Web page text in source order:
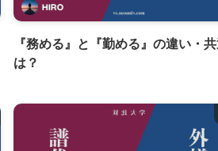
HIRO
『務める』と『勤める』の違い・
は？